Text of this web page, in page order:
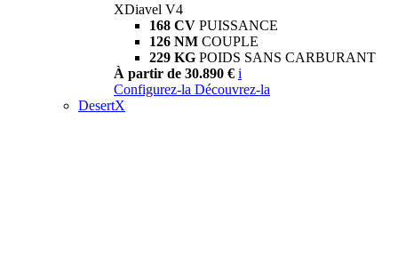
XDiavel V4
168 CV PUISSANCE
126 NM COUPLE
229 KG POIDS SANS CARBURANT
À partir de 30.890 € i
Configurez-la Découvrez-la
DesertX